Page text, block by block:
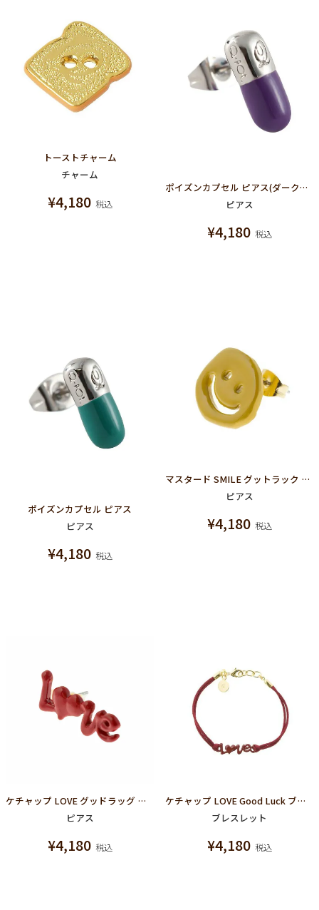
トーストチャーム
チャーム
¥4,180 税込
ポイズンカプセル ピアス(ダークパープル)
ピアス
¥4,180 税込
ポイズンカプセル ピアス
ピアス
¥4,180 税込
マスタード SMILE グットラック ピアス
ピアス
¥4,180 税込
ケチャップ LOVE グッドラッグ ピアス
ピアス
¥4,180 税込
ケチャップ LOVE Good Luck ブレスレット
ブレスレット
¥4,180 税込